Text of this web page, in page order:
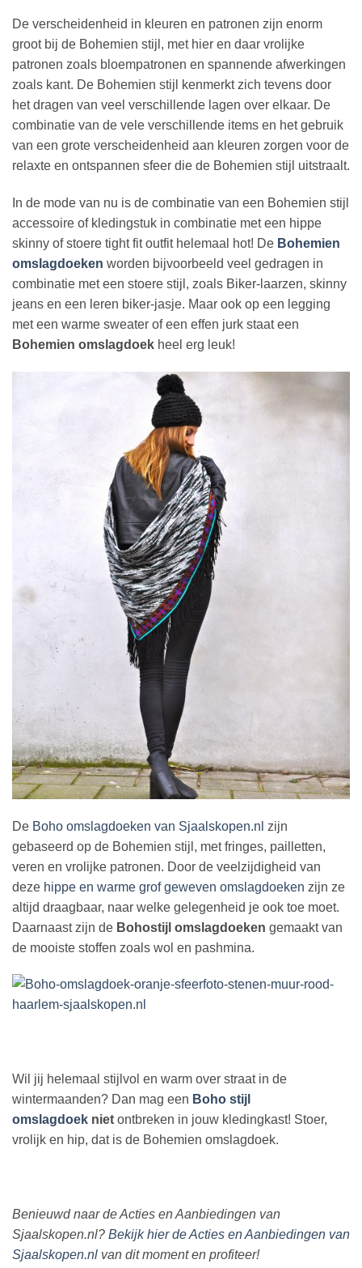
De verscheidenheid in kleuren en patronen zijn enorm
groot bij de Bohemien stijl, met hier en daar vrolijke
patronen zoals bloempatronen en spannende afwerkingen
zoals kant. De Bohemien stijl kenmerkt zich tevens door
het dragen van veel verschillende lagen over elkaar. De
combinatie van de vele verschillende items en het gebruik
van een grote verscheidenheid aan kleuren zorgen voor de
relaxte en ontspannen sfeer die de Bohemien stijl uitstraalt.
In de mode van nu is de combinatie van een Bohemien stijl
accessoire of kledingstuk in combinatie met een hippe
skinny of stoere tight fit outfit helemaal hot! De Bohemien
omslagdoeken worden bijvoorbeeld veel gedragen in
combinatie met een stoere stijl, zoals Biker-laarzen, skinny
jeans en een leren biker-jasje. Maar ook op een legging
met een warme sweater of een effen jurk staat een
Bohemien omslagdoek heel erg leuk!
De Boho omslagdoeken van Sjaalskopen.nl zijn
gebaseerd op de Bohemien stijl, met fringes, pailletten,
veren en vrolijke patronen. Door de veelzijdigheid van
deze hippe en warme grof geweven omslagdoeken zijn ze
altijd draagbaar, naar welke gelegenheid je ook toe moet.
Daarnaast zijn de Bohostijl omslagdoeken gemaakt van
de mooiste stoffen zoals wol en pashmina.
Wil jij helemaal stijlvol en warm over straat in de
wintermaanden? Dan mag een Boho stijl
omslagdoek niet ontbreken in jouw kledingkast! Stoer,
vrolijk en hip, dat is de Bohemien omslagdoek.
Benieuwd naar de Acties en Aanbiedingen van
Sjaalskopen.nl? Bekijk hier de Acties en Aanbiedingen van
Sjaalskopen.nl van dit moment en profiteer!